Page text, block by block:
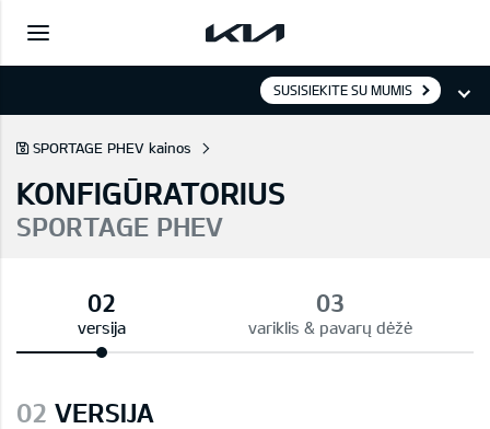
SUSISIEKITE SU MUMIS
SPORTAGE PHEV kainos
KONFIGŪRATORIUS
SPORTAGE PHEV
versija variklis & pavarų dėžė
02 VERSIJA